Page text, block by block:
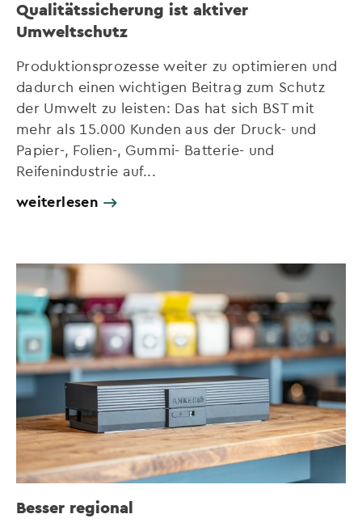
Qualitätssicherung ist aktiver
Umweltschutz
Produktionsprozesse weiter zu optimieren und
dadurch einen wichtigen Beitrag zum Schutz
der Umwelt zu leisten: Das hat sich BST mit
mehr als 15.000 Kunden aus der Druck- und
Papier-, Folien-, Gummi- Batterie- und
Reifenindustrie auf...
weiterlesen
Besser regional